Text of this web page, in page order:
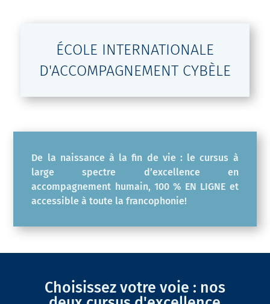
ÉCOLE INTERNATIONALE
D'ACCOMPAGNEMENT CYBÈLE
De la naissance à la fin de vie : le cursus à
large spectre d’excellence en
accompagnement humain, 100 % EN LIGNE et
accessible à toute la francophonie!
Choisissez votre voie : nos